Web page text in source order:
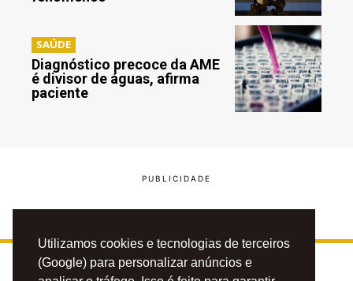
Utilizamos cookies e tecnologias de terceiros
(Google) para personalizar anúncios e
SAÚDE
Diagnóstico precoce da AME
é divisor de águas, afirma
paciente